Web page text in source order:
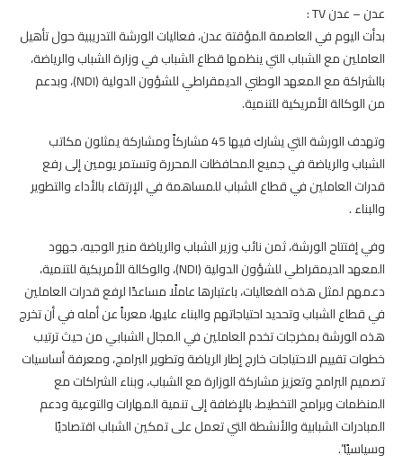
عدن – عدن TV :
بدأت اليوم في العاصمة المؤقتة عدن، فعاليات الورشة التدريبية حول تأهيل
العاملين مع الشباب التي ينظمها قطاع الشباب في وزارة الشباب والرياضة،
بالشراكة مع المعهد الوطني الديمقراطي للشؤون الدولية (NDI)، وبدعم
من الوكالة الأمريكية للتنمية.
وتهدف الورشة التي يشارك فيها 45 مشاركاً ومشاركة يمثلون مكاتب
الشباب والرياضة في جميع المحافظات المحررة وتستمر يومين إلى رفع
قدرات العاملين في قطاع الشباب للمساهمة في الإرتقاء بالأداء والتطوير
والبناء .
وفي إفتتاح الورشة، ثمن نائب وزير الشباب والرياضة منير الوجيه، جهود
المعهد الديمقراطي للشؤون الدولية (NDI)، والوكالة الأمريكية للتنمية،
دعمهم لمثل هذه الفعاليات، باعتبارها عاملًا مساعدًا لرفع قدرات العاملين
في قطاع الشباب وتحديد احتياجاتهم والبناء عليها، معرباً عن أمله في أن تخرج
هذه الورشة بمخرجات تخدم العاملين في المجال الشبابي من حيث ترتيب
خطوات تقييم الاحتياجات خارج إطار الرياضة وتطوير البرامج، ومعرفة أساسيات
تصميم البرامج وتعزيز مشاركة الوزارة مع الشباب، وبناء الشراكات مع
المنظمات وبرامج التخطيط، بالإضافة إلى تنمية المهارات والتوعية ودعم
المبادرات الشبابية والأنشطة التي تعمل على تمكين الشباب اقتصاديًا
وسياسيًا”.